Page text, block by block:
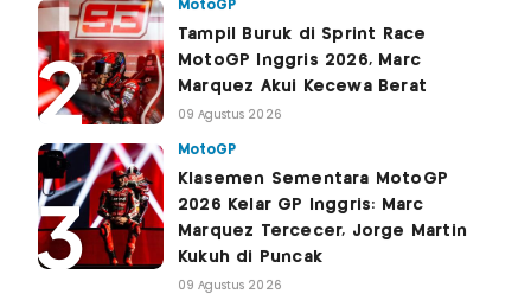
MotoGP
Tampil Buruk di Sprint Race
MotoGP Inggris 2026, Marc
Marquez Akui Kecewa Berat
09 Agustus 2026
MotoGP
Klasemen Sementara MotoGP
2026 Kelar GP Inggris: Marc
Marquez Tercecer, Jorge Martin
Kukuh di Puncak
09 Agustus 2026